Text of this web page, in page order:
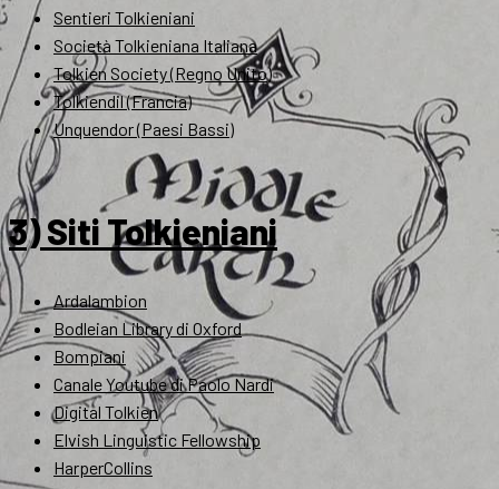
Sentieri Tolkieniani
Società Tolkieniana Italiana
Tolkien Society (Regno Unito)
Tolkiendil (Francia)
Unquendor (Paesi Bassi)
3) Siti Tolkieniani
Ardalambion
Bodleian Library di Oxford
Bompiani
Canale Youtube di Paolo Nardi
Digital Tolkien
Elvish Linguistic Fellowship
HarperCollins